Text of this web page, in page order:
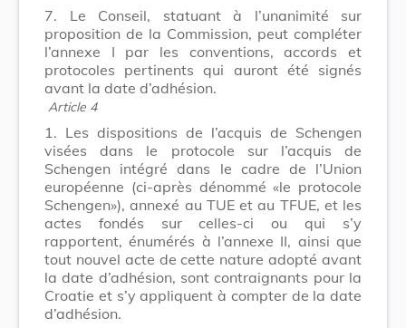
7. Le Conseil, statuant à l’unanimité sur
proposition de la Commission, peut compléter
l’annexe I par les conventions, accords et
protocoles pertinents qui auront été signés
avant la date d’adhésion.
Article 4
1. Les dispositions de l’acquis de Schengen
visées dans le protocole sur l’acquis de
Schengen intégré dans le cadre de l’Union
européenne (ci-après dénommé «le protocole
Schengen»), annexé au TUE et au TFUE, et les
actes fondés sur celles-ci ou qui s’y
rapportent, énumérés à l’annexe II, ainsi que
tout nouvel acte de cette nature adopté avant
la date d’adhésion, sont contraignants pour la
Croatie et s’y appliquent à compter de la date
d’adhésion.